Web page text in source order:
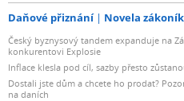
Daňové přiznání Novela
Český byznysový tandem expanduje na
konkurentovi Explosie
Inflace klesla pod cíl, sazby přesto
Dostali jste dům a chcete ho prodat?
na daních